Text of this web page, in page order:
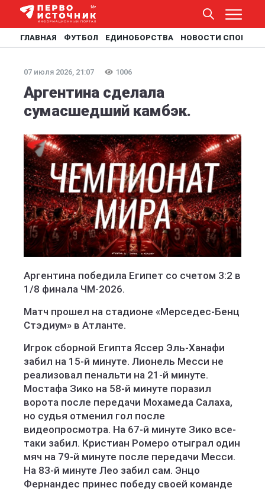
ГЛАВНАЯ ФУТБОЛ ЕДИНОБОРСТВА НОВОСТИ СПОРТА
07 июля 2026, 21:07 1006
Аргентина сделала
сумасшедший камбэк.
Аргентина победила Египет со счетом 3:2 в
1/8 финала ЧМ-2026.
Матч прошел на стадионе «Мерседес-Бенц
Стэдиум» в Атланте.
Игрок сборной Египта Яссер Эль-Ханафи
забил на 15-й минуте. Лионель Месси не
реализовал пенальти на 21-й минуте.
Мостафа Зико на 58-й минуте поразил
ворота после передачи Мохамеда Салаха,
но судья отменил гол после
видеопросмотра. На 67-й минуте Зико все-
таки забил. Кристиан Ромеро отыграл один
мяч на 79-й минуте после передачи Месси.
На 83-й минуте Лео забил сам. Энцо
Фернандес принес победу своей команде